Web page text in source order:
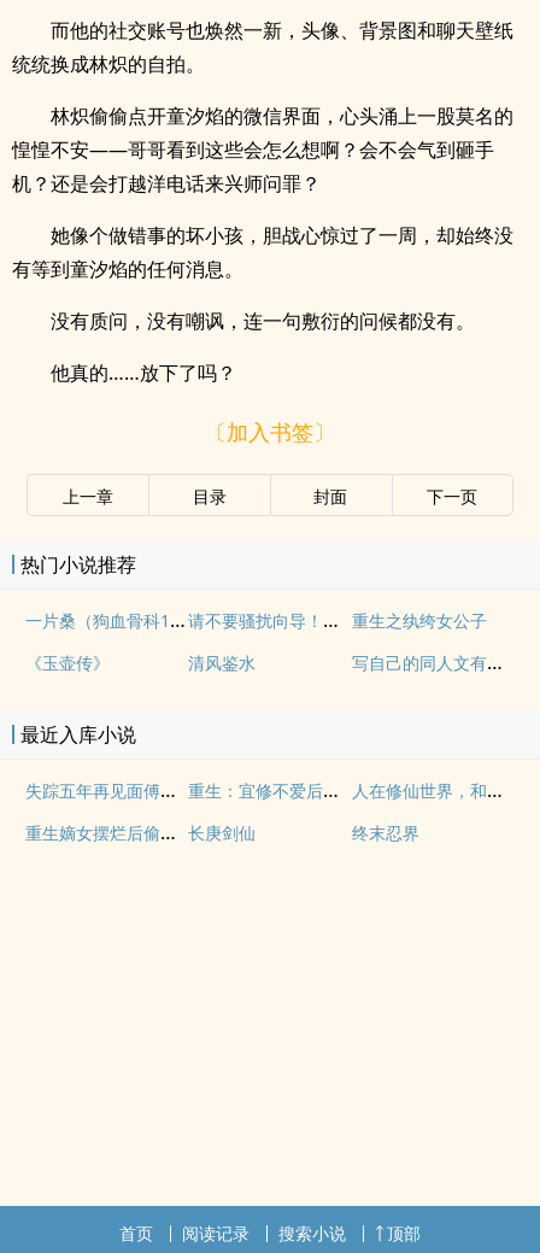
而他的社交账号也焕然一新，头像、背景图和聊天壁纸
统统换成林炽的自拍。
林炽偷偷点开童汐焰的微信界面，心头涌上一股莫名的
惶惶不安——哥哥看到这些会怎么想啊？会不会气到砸手
机？还是会打越洋电话来兴师问罪？
她像个做错事的坏小孩，胆战心惊过了一周，却始终没
有等到童汐焰的任何消息。
没有质问，没有嘲讽，连一句敷衍的问候都没有。
他真的……放下了吗？
〔加入书签〕
上一章 目录 封面 下一页
热门小说推荐
一片桑（狗血骨科1v1） 请不要骚扰向导！（哨向NPH）
重生之纨绔女公子
《玉壶传》
清风鉴水 写自己的同人文有什么问题！
最近入库小说
失踪五年再见面傅总先红了眼 重生：宜修不爱后，胖橘坐不住了
人在修仙世界，和谁都能五五开
重生嫡女摆烂后偷气运的表妹她慌了 长庚剑仙 终末忍界
首页 阅读记录 搜索小说 顶部